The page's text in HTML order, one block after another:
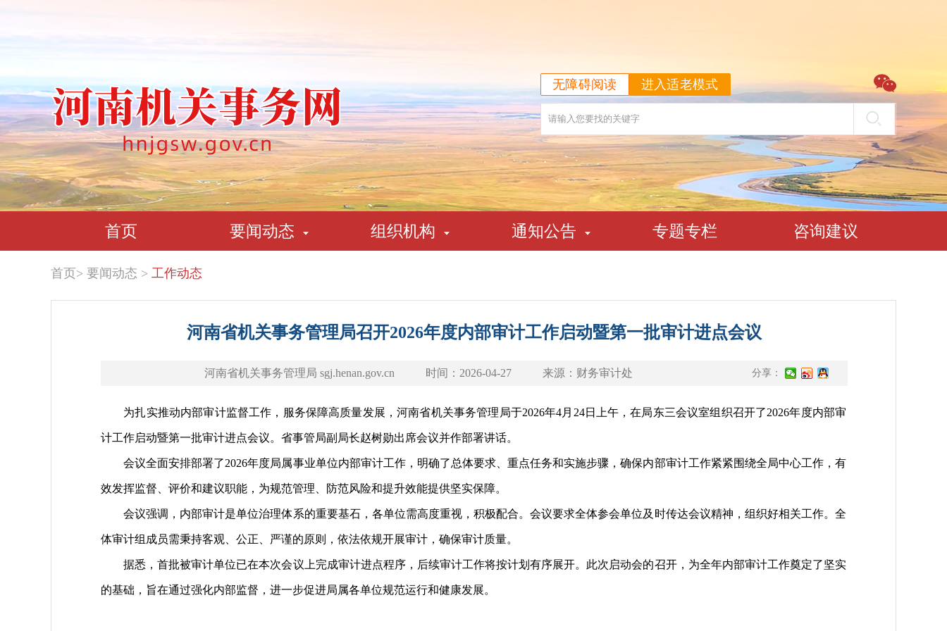

进入适老模式
无障碍阅读
首页 要闻动态 组织机构 通知公告 专题专栏 咨询建议
首页> 要闻动态 > 工作动态
河南省机关事务管理局召开2026年度内部审计工作启动暨第一批审计进点会议
河南省机关事务管理局 sgj.henan.gov.cn 时间： 2026-04-27 来源： 财务审计处 分享：
为扎实推动内部审计监督工作，服务保障高质量发展，河南省机关事务管理局于2026年4月24日上午，在局东三会议室组织召开了2026年度内部审
计工作启动暨第一批审计进点会议。省事管局副局长赵树勋出席会议并作部署讲话。
会议全面安排部署了2026年度局属事业单位内部审计工作，明确了总体要求、重点任务和实施步骤，确保内部审计工作紧紧围绕全局中心工作，有
效发挥监督、评价和建议职能，为规范管理、防范风险和提升效能提供坚实保障。
会议强调，内部审计是单位治理体系的重要基石，各单位需高度重视，积极配合。会议要求全体参会单位及时传达会议精神，组织好相关工作。全
体审计组成员需秉持客观、公正、严谨的原则，依法依规开展审计，确保审计质量。
据悉，首批被审计单位已在本次会议上完成审计进点程序，后续审计工作将按计划有序展开。此次启动会的召开，为全年内部审计工作奠定了坚实
的基础，旨在通过强化内部监督，进一步促进局属各单位规范运行和健康发展。